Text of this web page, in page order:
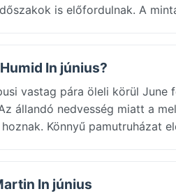
is előfordulnak. A
In június?
vastag pára öleli körül June
állandó nedvesség miatt a
Könnyű pamutruházat
In június